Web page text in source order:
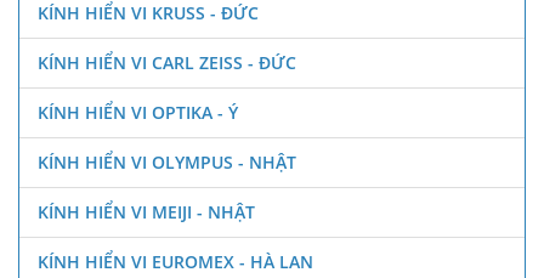
KÍNH HIỂN VI KRUSS - ĐỨC
KÍNH HIỂN VI CARL ZEISS - ĐỨC
KÍNH HIỂN VI OPTIKA - Ý
KÍNH HIỂN VI OLYMPUS - NHẬT
KÍNH HIỂN VI MEIJI - NHẬT
KÍNH HIỂN VI EUROMEX - HÀ LAN